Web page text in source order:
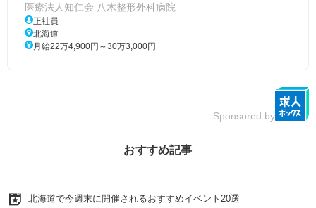
医療法人知仁会 八木整形外科病院
正社員
北海道
月給22万4,900円～30万3,000円
Sponsored by
おすすめ記事
北海道で今週末に開催されるおすすめイベント20選